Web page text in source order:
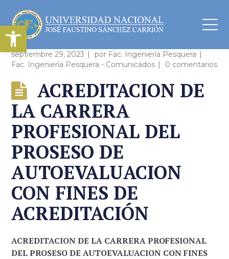
septiembre 29, 2023 por Fac. Ingeniería Pesquera
Fac. Ingeniería Pesquera - Comunicados
0 comentarios
ACREDITACION DE
LA CARRERA
PROFESIONAL DEL
PROSESO DE
AUTOEVALUACION
CON FINES DE
ACREDITACIÓN
ACREDITACION DE LA CARRERA PROFESIONAL
DEL PROSESO DE AUTOEVALUACION CON FINES
Abrir barra de herramientas